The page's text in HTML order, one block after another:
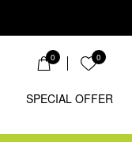
0 הרשימה שלי
0
SPECIAL OFFER